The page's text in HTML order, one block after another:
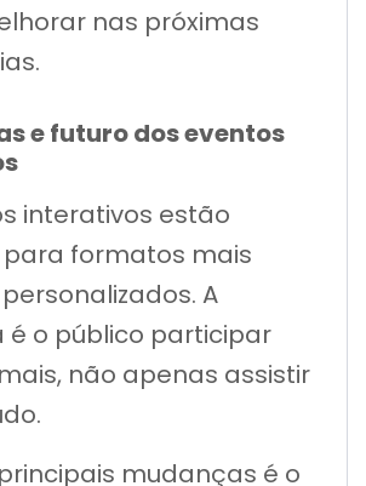
nas próximas
e futuro dos eventos
interativos estão
para formatos mais
A
é o público participar
não apenas assistir
mudanças é o